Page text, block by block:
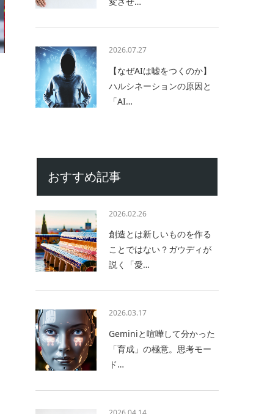
2026.07.27
【なぜAIは嘘をつくのか】
ハルシネーションの原因と
「AI…
おすすめ記事
2026.02.26
創造とは新しいものを作る
ことではない？ガウディが
説く「愛…
2026.03.17
Geminiと喧嘩して分かった
「育成」の極意。思考モー
ド…